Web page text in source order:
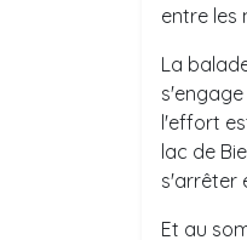
entre les
La
s'engage
l'effort
lac de
s'arrêter
Et au